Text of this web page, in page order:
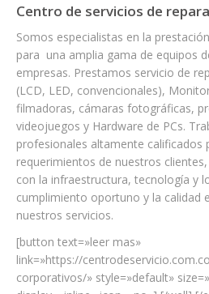
Centro de servicios de
Somos especialistas en la
para una amplia gama de equipos
empresas. Prestamos servicio de
(LCD, LED, convencionales),
filmadoras, cámaras fotográficas,
videojuegos y Hardware de PCs.
profesionales altamente calificados
requerimientos de nuestros
con la infraestructura, tecnología y
cumplimiento oportuno y la calidad
nuestros servicios.
[button text=»leer mas»
link=»https://
corporativos/» style=»default»